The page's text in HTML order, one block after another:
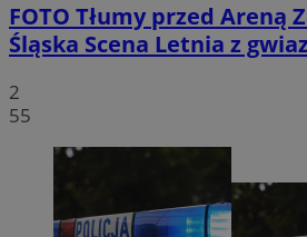
FOTO Tłumy przed Areną
Śląska Scena Letnia z
2
55